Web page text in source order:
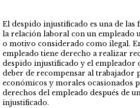
El despido injustificado es una de
la relación laboral con un empleado
o motivo considerado como ilegal.
empleado tiene derecho a realizar
despido injustificado y el empleador
deber de recompensar al trabajador
económicos y morales ocasionados
derechos del empleado después de
injustificado.